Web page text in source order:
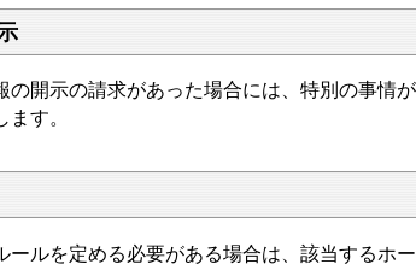
開示の請求があった場合には、特別の事情
す。
ルを定める必要がある場合は、該当するホー